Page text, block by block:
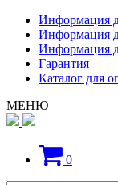
Информация
Информация
Информация
Гарантия
Каталог для
МЕНЮ
0